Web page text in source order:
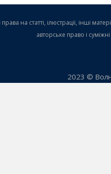
на статті, ілюстрації, інші
авторське право і
2023 ©